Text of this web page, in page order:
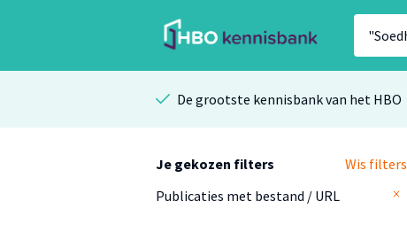
De grootste kennisbank van het HBO
Je gekozen filters
Wis filters
Publicaties met bestand / URL